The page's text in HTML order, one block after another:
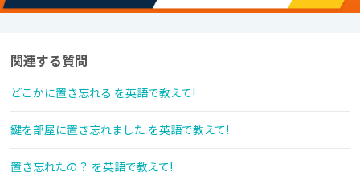
関連する質問
どこかに置き忘れる を英語で教えて!
鍵を部屋に置き忘れました を英語で教えて!
置き忘れたの？ を英語で教えて!